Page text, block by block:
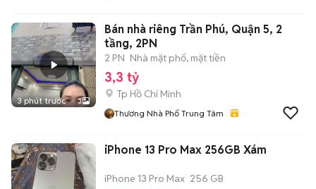
3 phút trước 3
Bán nhà riêng Trần Phú, Quận 5, 2
tầng, 2PN
2 PN Nhà mặt phố, mặt tiền
3,3 tỷ
Tp Hồ Chí Minh
Thương Nhà Phố Trung Tâm
iPhone 13 Pro Max 256GB Xám
iPhone 13 Pro Max 256 GB